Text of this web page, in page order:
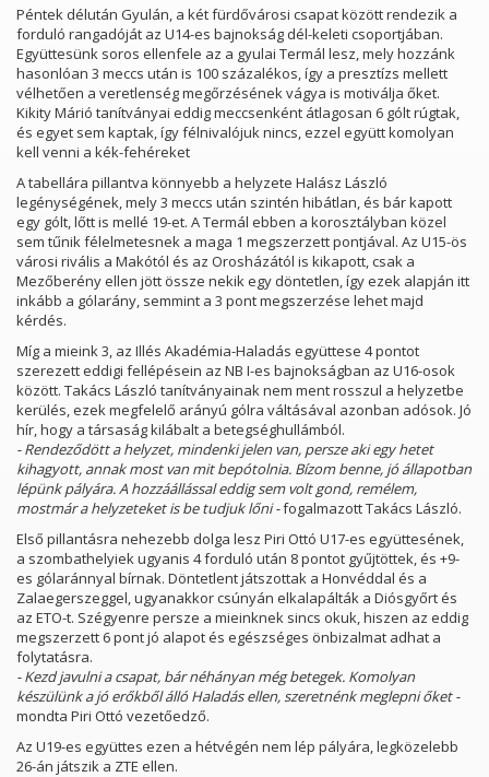
Péntek délután Gyulán, a két fürdővárosi csapat között rendezik a
forduló rangadóját az U14-es bajnokság dél-keleti csoportjában.
Együttesünk soros ellenfele az a gyulai Termál lesz, mely hozzánk
hasonlóan 3 meccs után is 100 százalékos, így a presztízs mellett
vélhetően a veretlenség megőrzésének vágya is motiválja őket.
Kikity Márió tanítványai eddig meccsenként átlagosan 6 gólt rúgtak,
és egyet sem kaptak, így félnivalójuk nincs, ezzel együtt komolyan
kell venni a kék-fehéreket
A tabellára pillantva könnyebb a helyzete Halász László
legénységének, mely 3 meccs után szintén hibátlan, és bár kapott
egy gólt, lőtt is mellé 19-et. A Termál ebben a korosztályban közel
sem tűnik félelmetesnek a maga 1 megszerzett pontjával. Az U15-ös
városi rivális a Makótól és az Orosházától is kikapott, csak a
Mezőberény ellen jött össze nekik egy döntetlen, így ezek alapján itt
inkább a gólarány, semmint a 3 pont megszerzése lehet majd
kérdés.
Míg a mieink 3, az Illés Akadémia-Haladás együttese 4 pontot
szerezett eddigi fellépésein az NB I-es bajnokságban az U16-osok
között. Takács László tanítványainak nem ment rosszul a helyzetbe
kerülés, ezek megfelelő arányú gólra váltásával azonban adósok. Jó
hír, hogy a társaság kilábalt a betegséghullámból.
- Rendeződött a helyzet, mindenki jelen van, persze aki egy hetet
kihagyott, annak most van mit bepótolnia. Bízom benne, jó állapotban
lépünk pályára. A hozzáállással eddig sem volt gond, remélem,
mostmár a helyzeteket is be tudjuk lőni -fogalmazott Takács László.
Első pillantásra nehezebb dolga lesz Piri Ottó U17-es együttesének,
a szombathelyiek ugyanis 4 forduló után 8 pontot gyűjtöttek, és +9-
es gólaránnyal bírnak. Döntetlent játszottak a Honvéddal és a
Zalaegerszeggel, ugyanakkor csúnyán elkalapálták a Diósgyőrt és
az ETO-t. Szégyenre persze a mieinknek sincs okuk, hiszen az eddig
megszerzett 6 pont jó alapot és egészséges önbizalmat adhat a
folytatásra.
- Kezd javulni a csapat, bár néhányan még betegek. Komolyan
készülünk a jó erőkből álló Haladás ellen, szeretnénk meglepni őket -
mondta Piri Ottó vezetőedző.
Az U19-es együttes ezen a hétvégén nem lép pályára, legközelebb
26-án játszik a ZTE ellen.